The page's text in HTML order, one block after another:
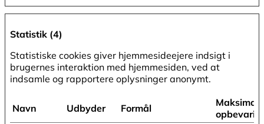
Statistik (4)
Statistiske cookies giver hjemmesideejere indsigt i
brugernes interaktion med hjemmesiden, ved at
indsamle og rapportere oplysninger anonymt.
Navn Udbyder Formål
Maksimal